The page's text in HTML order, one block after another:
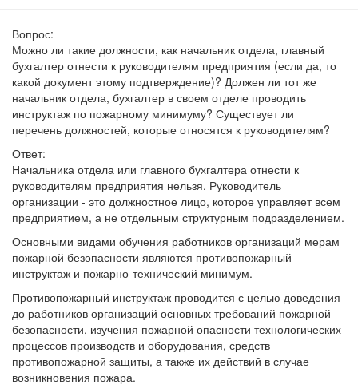
Вопрос:
Можно ли такие должности, как начальник отдела, главный
бухгалтер отнести к руководителям предприятия (если да, то
какой документ этому подтверждение)? Должен ли тот же
начальник отдела, бухгалтер в своем отделе проводить
инструктаж по пожарному минимуму? Существует ли
перечень должностей, которые относятся к руководителям?
Ответ:
Начальника отдела или главного бухгалтера отнести к
руководителям предприятия нельзя. Руководитель
организации - это должностное лицо, которое управляет всем
предприятием, а не отдельным структурным подразделением.
Основными видами обучения работников организаций мерам
пожарной безопасности являются противопожарный
инструктаж и пожарно-технический минимум.
Противопожарный инструктаж проводится с целью доведения
до работников организаций основных требований пожарной
безопасности, изучения пожарной опасности технологических
процессов производств и оборудования, средств
противопожарной защиты, а также их действий в случае
возникновения пожара.